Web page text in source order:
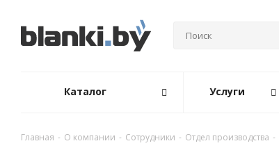
Каталог Услуги
Главная - О компании - Сотрудники - Отдел производства -